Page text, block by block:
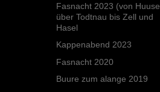
Fasnacht 2023 (von Huuse
über Todtnau bis Zell und
Hasel
Kappenabend 2023
Fasnacht 2020
Buure zum alange 2019